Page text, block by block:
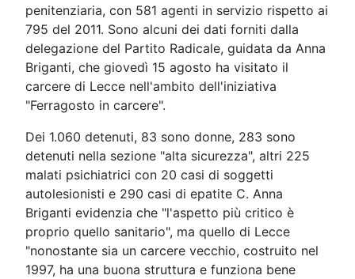
penitenziaria, con 581 agenti in servizio rispetto ai
795 del 2011. Sono alcuni dei dati forniti dalla
delegazione del Partito Radicale, guidata da Anna
Briganti, che giovedì 15 agosto ha visitato il
carcere di Lecce nell'ambito dell'iniziativa
"Ferragosto in carcere".
Dei 1.060 detenuti, 83 sono donne, 283 sono
detenuti nella sezione "alta sicurezza", altri 225
malati psichiatrici con 20 casi di soggetti
autolesionisti e 290 casi di epatite C. Anna
Briganti evidenzia che "l'aspetto più critico è
proprio quello sanitario", ma quello di Lecce
"nonostante sia un carcere vecchio, costruito nel
1997, ha una buona struttura e funziona bene